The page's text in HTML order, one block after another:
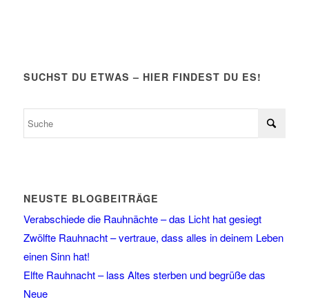
SUCHST DU ETWAS – HIER FINDEST DU ES!
NEUSTE BLOGBEITRÄGE
Verabschiede die Rauhnächte – das Licht hat gesiegt
Zwölfte Rauhnacht – vertraue, dass alles in deinem Leben
einen Sinn hat!
Elfte Rauhnacht – lass Altes sterben und begrüße das
Neue